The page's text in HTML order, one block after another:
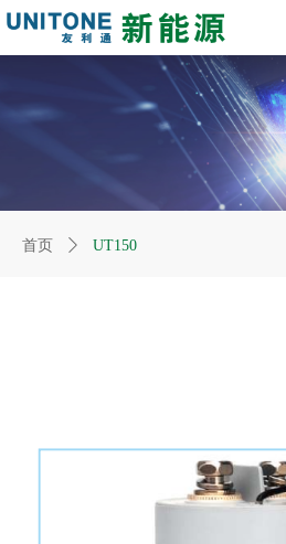
首页 ꄲ UT150